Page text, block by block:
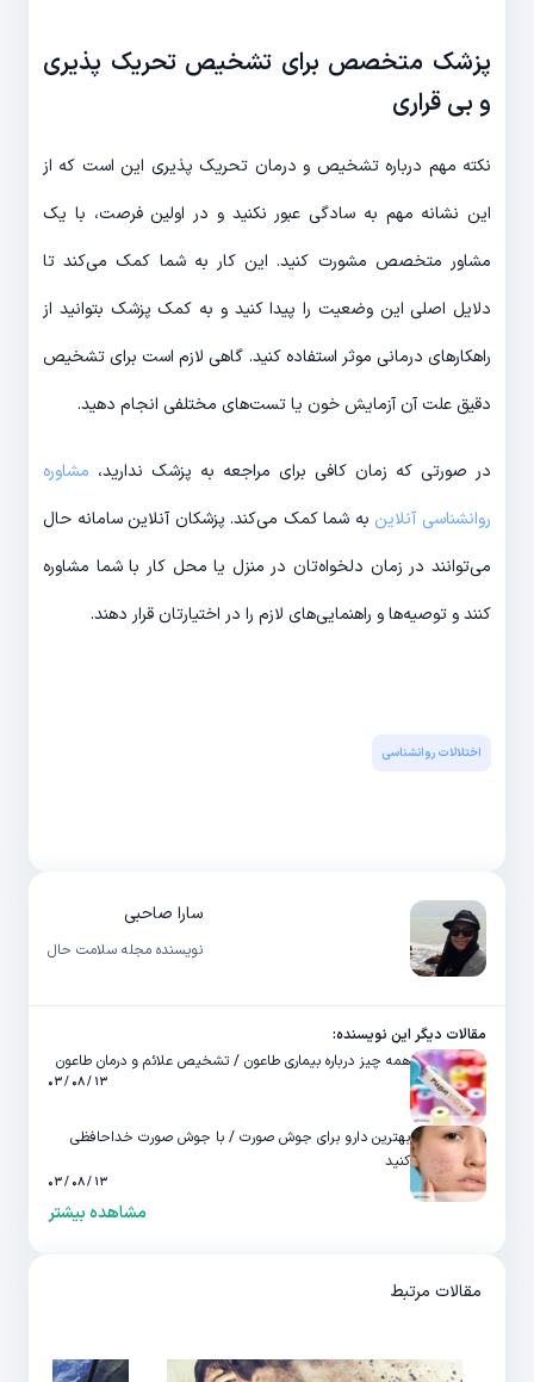
پزشک متخصص برای تشخیص تحریک پذیری
و بی قراری
نکته مهم درباره تشخیص و درمان تحریک پذیری این است که از
این نشانه مهم به سادگی عبور نکنید و در اولین فرصت، با یک
مشاور متخصص مشورت کنید. این کار به شما کمک می‌کند تا
دلایل اصلی این وضعیت را پیدا کنید و به کمک پزشک بتوانید از
راهکارهای درمانی موثر استفاده کنید. گاهی لازم است برای تشخیص
دقیق علت آن آزمایش‌ خون یا تست‌های مختلفی انجام دهید.
در صورتی که زمان کافی برای مراجعه به پزشک ندارید، مشاوره
روانشناسی آنلاین به شما کمک می‌کند. پزشکان آنلاین سامانه حال
می‌توانند در زمان دلخواه‌تان در منزل یا محل کار با شما مشاوره
کنند و توصیه‌ها و راهنمایی‌های لازم را در اختیارتان قرار دهند.
اختلالات روانشناسی
سارا صاحبی
نویسنده مجله سلامت حال
مقالات دیگر این نویسنده:
همه چیز درباره بیماری طاعون / تشخیص علائم و درمان طاعون
۱۳ / ۰۸ / ۰۳
بهترین دارو برای جوش صورت / با جوش صورت خداحافظی
کنید
۱۳ / ۰۸ / ۰۳
مشاهده بیشتر
مقالات مرتبط